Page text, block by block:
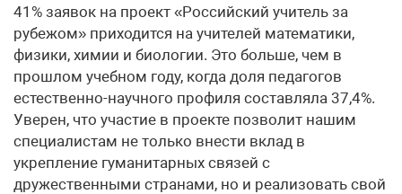
41% заявок на проект «Российский учитель за
рубежом» приходится на учителей математики,
физики, химии и биологии. Это больше, чем в
прошлом учебном году, когда доля педагогов
естественно-научного профиля составляла 37,4%.
Уверен, что участие в проекте позволит нашим
специалистам не только внести вклад в
укрепление гуманитарных связей с
дружественными странами, но и реализовать свой